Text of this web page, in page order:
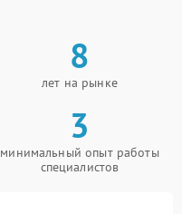
8
лет на рынке
3
минимальный опыт работы
специалистов